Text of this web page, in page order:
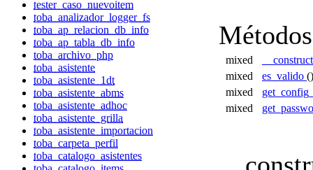
tester_caso_nuevoitem
toba_analizador_logger_fs
toba_ap_relacion_db_info
toba_ap_tabla_db_info
toba_archivo_php
toba_asistente
toba_asistente_1dt
toba_asistente_abms
toba_asistente_adhoc
toba_asistente_grilla
toba_asistente_importacion
toba_carpeta_perfil
toba_catalogo_asistentes
mixed
mixed
es_valido
mixed
mixed